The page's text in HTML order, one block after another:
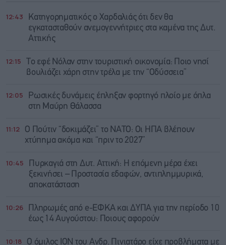
12:43
Κατηγορηματικός ο Χαρδαλιάς ότι δεν θα
εγκατασταθούν ανεμογεννήτριες στα καμένα της Δυτ.
Αττικής
12:15
Το εφέ Νόλαν στην τουριστική οικονομία: Ποιο νησί
βουλιάζει χάρη στην τρέλα με την “Οδύσσεια”
12:05
Ρωσικές δυνάμεις έπληξαν φορτηγό πλοίο με όπλα
στη Μαύρη Θάλασσα
11:12
Ο Πούτιν “δοκιμάζει” το ΝΑΤΟ: Οι ΗΠΑ βλέπουν
χτύπημα ακόμα και “πριν το 2027”
10:45
Πυρκαγιά στη Δυτ. Αττική: Η επόμενη μέρα έχει
ξεκινήσει – Προστασία εδαφών, αντιπλημμυρικά,
αποκατάσταση
10:26
Πληρωμές από e-ΕΦΚΑ και ΔΥΠΑ για την περίοδο 10
έως 14 Αυγούστου: Ποιους αφορούν
10:18 Ο όμιλος ΙΟΝ του Ανδρ. Πινιατάρο είχε προβλήματα με